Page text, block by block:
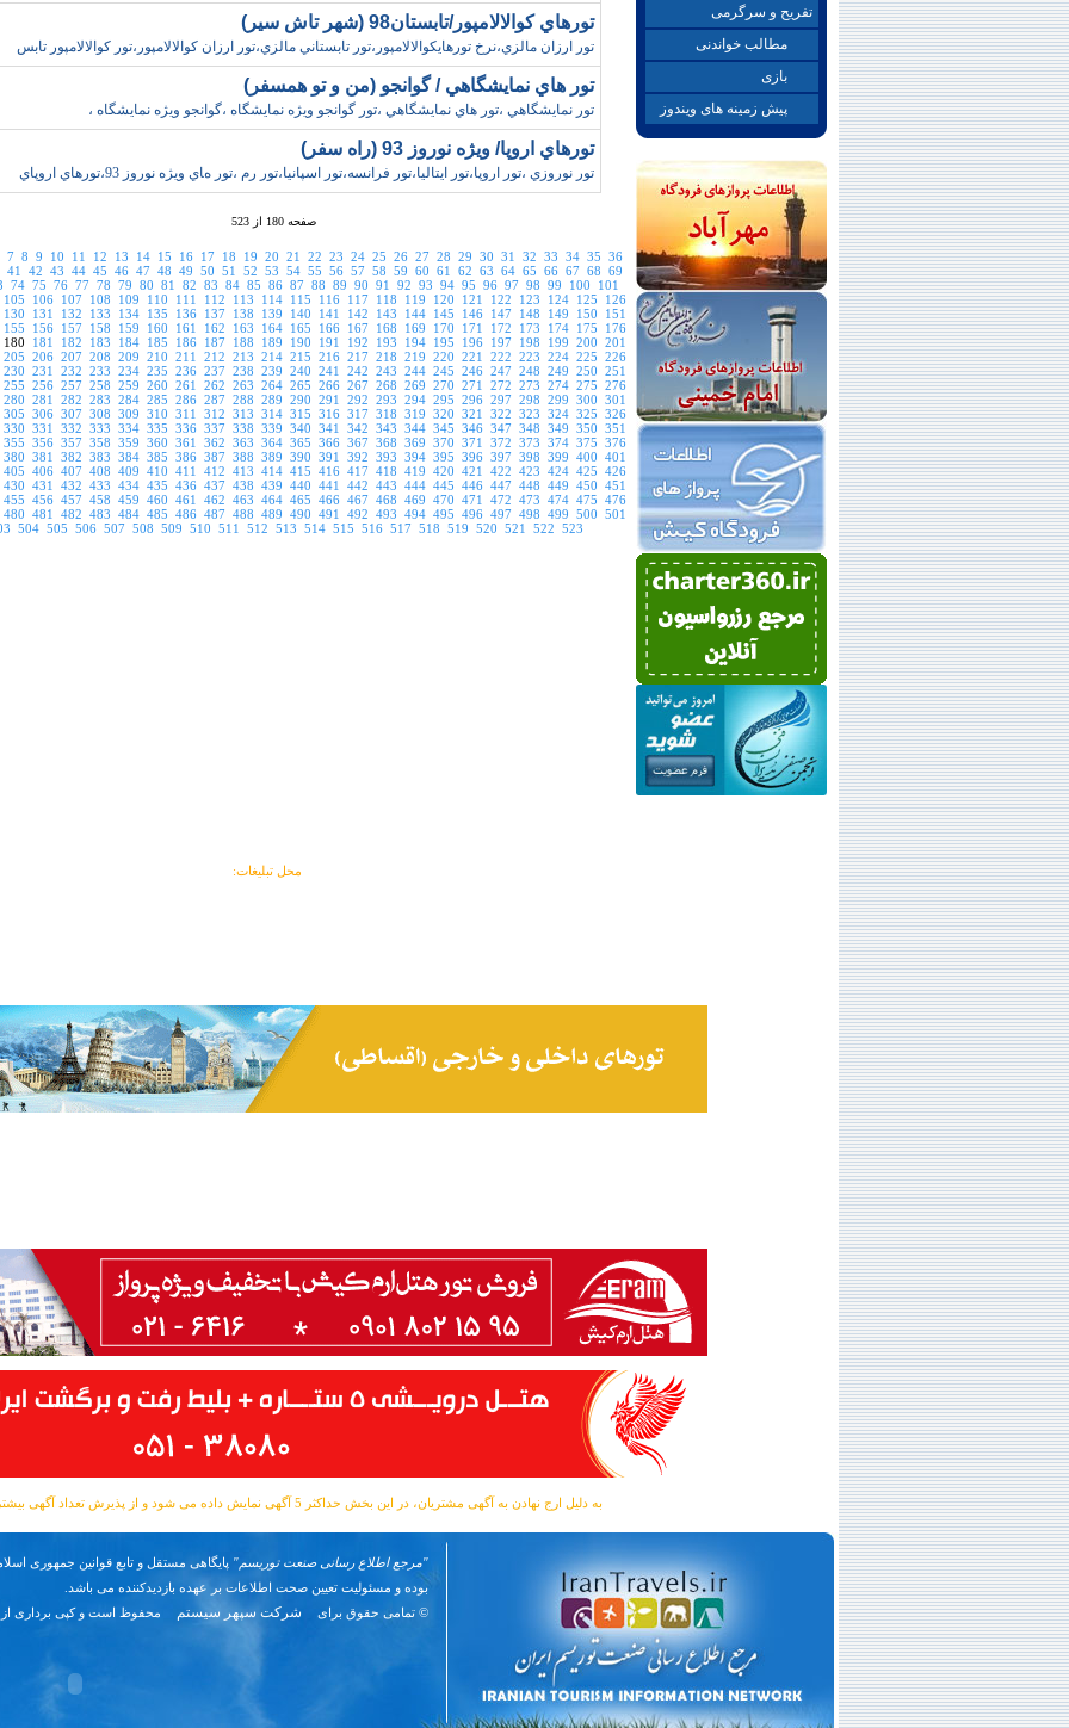
تورهاي کوالالامپور/تابستان98 (شهر تاش سير)
تور ارزان مالزي،نرخ تورهايکوالالامپور،تور تابستاني مالزي،تور ارزان کوالالامپور،تور کوالالامپور تابس
تور هاي نمايشگاهي / گوانجو (من و تو همسفر)
تور نمايشگاهي ،تور هاي نمايشگاهي ،تور گوانجو ويژه نمايشگاه ،گوانجو ويژه نمايشگاه ،
تورهاي اروپا/ ويژه نوروز 93 (راه سفر)
تور نوروزي ،تور اروپا،تور ايتاليا،تور فرانسه،تور اسپانيا،تور رم ،تور هاي ويژه نوروز 93،تورهاي اروپاي
صفحه 180 از 523
7 8 9 10 11 12 13 14 15 16 17 18 19 20 21 22 23 24 25 26 27 28 29 30 31 32 33 34 35 36
41
42 43 44 45 46 47 48 49 50 51 52 53 54 55 56 57 58 59 60 61 62 63 64 65 66 67 68 69
74 75 76 77 78 79 80 81 82 83 84 85 86 87 88 89 90 91 92 93 94 95 96 97 98 99 100
101
105
106 107 108 109 110 111 112 113 114 115 116 117 118 119 120 121 122 123 124 125
126
130
131 132 133 134 135 136 137 138 139 140 141 142 143 144 145 146 147 148 149 150
151
155
156 157 158 159 160 161 162 163 164 165 166 167 168 169 170 171 172 173 174 175
176
180
181 182 183 184 185 186 187 188 189 190 191 192 193 194 195 196 197 198 199 200 201
205 206 207 208 209 210 211 212 213 214 215 216 217 218 219 220 221 222 223 224 225 226
230 231 232 233 234 235 236 237 238 239 240 241 242 243 244 245 246 247 248 249 250 251
255 256 257 258 259 260 261 262 263 264 265 266 267 268 269 270 271 272 273 274 275 276
280 281 282 283 284 285 286 287 288 289 290 291 292 293 294 295 296 297 298 299 300 301
305 306 307 308 309 310 311 312 313 314 315 316 317 318 319 320 321 322 323 324 325 326
330 331 332 333 334 335 336 337 338 339 340 341 342 343 344 345 346 347 348 349 350 351
355 356 357 358 359 360 361 362 363 364 365 366 367 368 369 370 371 372 373 374 375 376
380 381 382 383 384 385 386 387 388 389 390 391 392 393 394 395 396 397 398 399 400 401
405 406 407 408 409 410 411 412 413 414 415 416 417 418 419 420 421 422 423 424 425 426
430 431 432 433 434 435 436 437 438 439 440 441 442 443 444 445 446 447 448 449 450 451
455 456 457 458 459 460 461 462 463 464 465 466 467 468 469 470 471 472 473 474 475 476
480 481 482 483 484 485 486 487 488 489 490 491 492 493 494 495 496 497 498 499 500 501
504 505 506 507 508 509 510 511 512 513 514 515 516 517 518 519 520 521 522 523
تفریح و سرگرمی
مطالب خواندنی
بازی
پیش زمینه های ویندوز
محل تبلیغات:
به دلیل ارج نهادن به آگهی مشتریان، در این بخش حداکثر 5 آگهی نمایش داده می شود و از پذیرش تعداد آگهی بیشتر معذوریم.
"مرجع اطلاع رسانی صنعت توریسم" پایگاهی مستقل و تابع قوانین جمهوری
بوده و مسئوليت تعیین صحت اطلاعات بر عهده بازدیدکننده می باشد.
© تمامی حقوق برای
شرکت سپهر سیستم محفوظ است و کپی برداری